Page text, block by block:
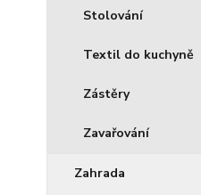
Stolování
Textil do kuchyně
Zástěry
Zavařování
Zahrada